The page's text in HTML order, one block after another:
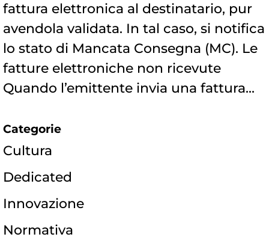
fattura elettronica al destinatario, pur
avendola validata. In tal caso, si notifica
lo stato di Mancata Consegna (MC). Le
fatture elettroniche non ricevute
Quando l’emittente invia una fattura...
Categorie
Cultura
Dedicated
Innovazione
Normativa